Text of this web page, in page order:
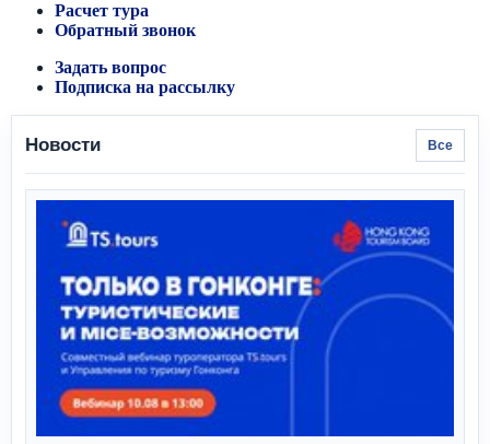
Расчет тура
Обратный звонок
Задать вопрос
Подписка на рассылку
Новости Все